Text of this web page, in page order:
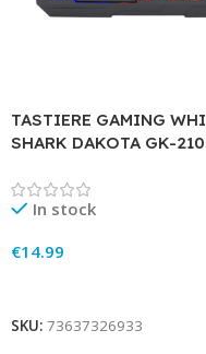
TASTIERE GAMING
SHARK DAKOTA GK-
In stock
€14.99
SKU: 73637326933